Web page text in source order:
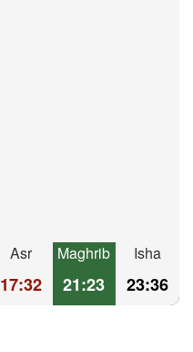
Asr
17:32
Maghrib
21:23
Isha
23:36